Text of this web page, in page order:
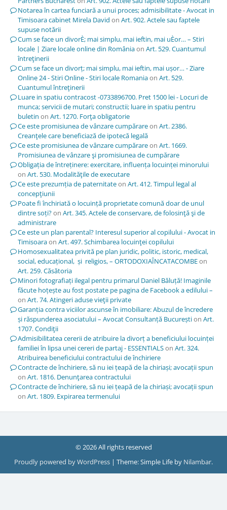
Notarea în cartea funciară a unui proces; admisibilitate - Avocat in
Timisoara cabinet Mirela David on Art. 902. Actele sau faptele
supuse notării
Cum se face un divorÈ; mai simplu, mai ieftin, mai uÈor… – Stiri
locale | Ziare locale online din Româniaon Art. 529. Cuantumul
întreţinerii
Cum se face un divorț; mai simplu, mai ieftin, mai ușor… - Ziare
Online 24 - Stiri Online - Stiri locale Romaniaon Art. 529.
Cuantumul întreţinerii
Luare in spatiu contracost -0733896700. Pret 1500 lei - Locuri de
munca; servicii de mutari; constructii; luare in spatiu pentru
buletin on Art. 1270. Forţa obligatorie
Ce este promisiunea de vânzare cumpărareon Art. 2386.
Creanţele care beneficiază de ipotecă legală
Ce este promisiunea de vânzare cumpărareon Art. 1669.
Promisiunea de vânzare şi promisiunea de cumpărare
Obligația de întreținere: exercitare, influența locuinței minorului
on Art. 530. Modalităţile de executare
Ce este prezumția de paternitateon Art. 412. Timpul legal al
concepţiunii
Poate fi închiriată o locuință proprietate comună doar de unul
dintre soți?on Art. 345. Actele de conservare, de folosinţă şi de
administrare
Ce este un plan parental? Interesul superior al copilului - Avocat in
Timisoaraon Art. 497. Schimbarea locuinţei copilului
Homosexualitatea privită pe plan juridic, politic, istoric, medical,
social, educațional, și religios, – ORTODOXIAÎNCATACOMBEon
Art. 259. Căsătoria
Minori fotografiați ilegal pentru primarul Daniel Băluță! Imaginile
făcute hoțește au fost postate pe pagina de Facebook a edilului –
on Art. 74. Atingeri aduse vieţii private
Garanția contra viciilor ascunse în imobiliare: Abuzul de încredere
și răspunderea asociatului – Avocat Consultanță Bucureștion Art.
1707. Condiţii
Admisibilitatea cererii de atribuire la divorț a beneficiului locuinței
familiei în lipsa unei cereri de partaj - ESSENTIALSon Art. 324.
Atribuirea beneficiului contractului de închiriere
Contracte de închiriere, să nu iei țeapă de la chiriași; avocații spun
on Art. 1816. Denunţarea contractului
Contracte de închiriere, să nu iei țeapă de la chiriași; avocații spun
on Art. 1809. Expirarea termenului
© 2026 All rights reserved
Proudly powered by WordPress | Theme: Simple Life by Nilambar.